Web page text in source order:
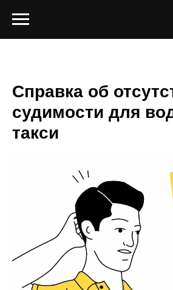
Справка об
судимости для
такси